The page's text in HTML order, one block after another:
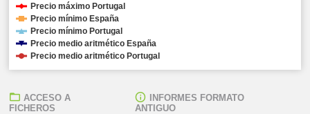
Precio máximo Portugal
Precio mínimo España
Precio mínimo Portugal
Precio medio aritmético España
Precio medio aritmético Portugal
ACCESO A
FICHEROS
INFORMES FORMATO
ANTIGUO